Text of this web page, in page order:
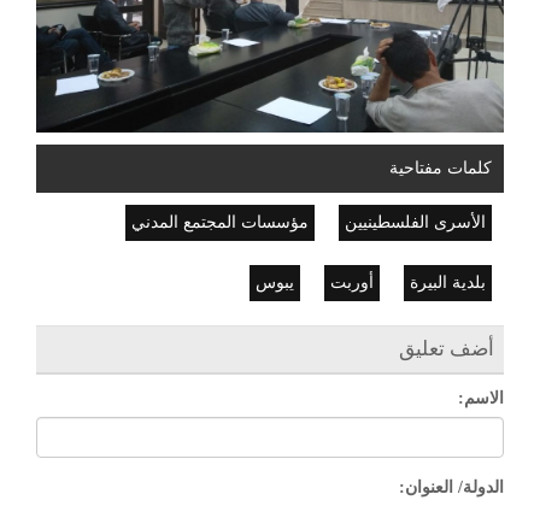
كلمات مفتاحية
الأسرى الفلسطينيين مؤسسات المجتمع المدني
بلدية البيرة أوربت يبوس
أضف تعليق
الاسم:
الدولة/ العنوان: